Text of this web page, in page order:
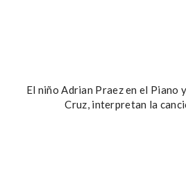
El niño Adrian Praez en el Piano
Cruz, interpretan la